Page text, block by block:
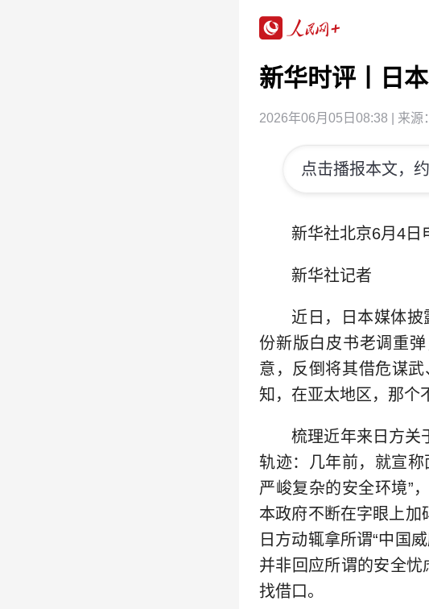
新华时评丨日
2026年06月05日08:38 | 来源：
点击播报本文，
新华社北京6月4日
新华社记者
近日，日本媒体
份新版白皮书老调重
意，反倒将其借危谋
知，在亚太地区，那个
梳理近年来日方关
轨迹：几年前，就宣称
严峻复杂的安全环境”
本政府不断在字眼上加
日方动辄拿所谓“中国
并非回应所谓的安全忧
找借口。